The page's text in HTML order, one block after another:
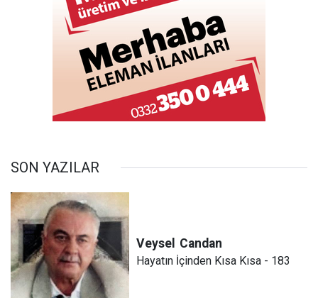
SON YAZILAR
Veysel Candan
Hayatın İçinden Kısa Kısa - 183